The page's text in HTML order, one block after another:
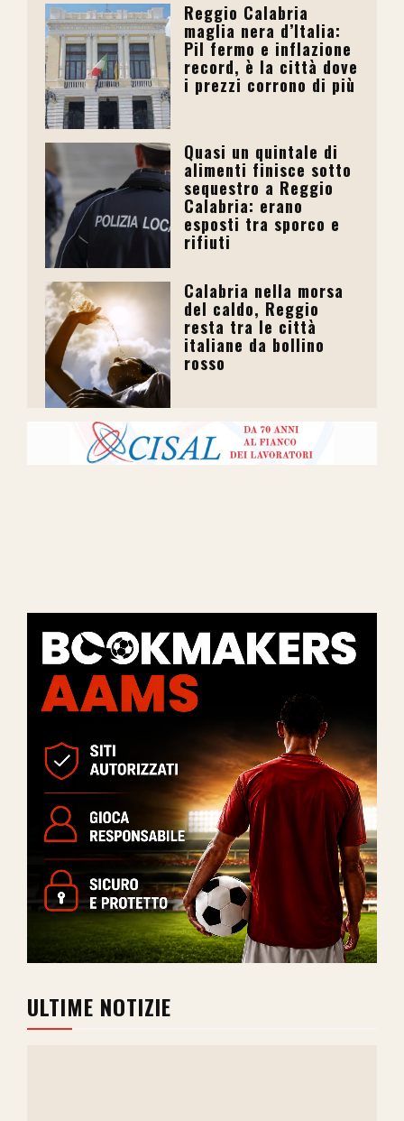
Reggio Calabria
maglia nera d’Italia:
Pil fermo e inflazione
record, è la città dove
i prezzi corrono di più
Quasi un quintale di
alimenti finisce sotto
sequestro a Reggio
Calabria: erano
esposti tra sporco e
rifiuti
Calabria nella morsa
del caldo, Reggio
resta tra le città
italiane da bollino
rosso
ULTIME NOTIZIE